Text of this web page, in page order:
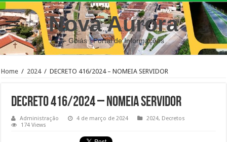
Nova Aurora
– Goiás | Portal de Informações
Home / 2024 / DECRETO 416/2024 – NOMEIA SERVIDOR
DECRETO 416/2024 – NOMEIA SERVIDOR
Administração 4 de março de 2024 2024, Decretos
174 Views